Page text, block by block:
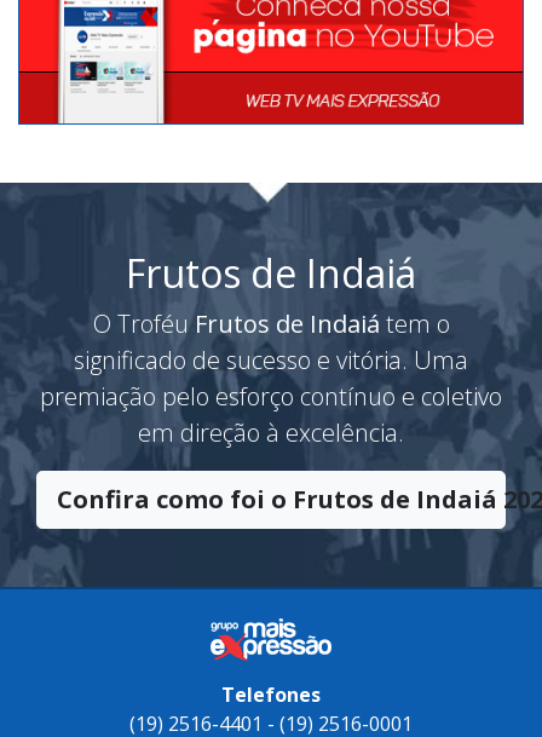
Frutos de Indaiá
O TroféuFrutos de Indaiá tem o
significado de sucesso e vitória. Uma
premiação pelo esforço contínuo e coletivo
em direção à excelência.
Confira como foi o Frutos de Indaiá
Telefones
(19) 2516-4401 - (19) 2516-0001